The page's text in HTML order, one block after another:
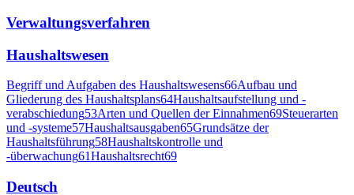
Verwaltungsverfahren
Haushaltswesen
Begriff und Aufgaben des Haushaltswesens66Aufbau und
Gliederung des Haushaltsplans64Haushaltsaufstellung und -
verabschiedung53Arten und Quellen der Einnahmen69Steuerarten
und -systeme57Haushaltsausgaben65Grundsätze der
Haushaltsführung58Haushaltskontrolle und
-überwachung61Haushaltsrecht69
Deutsch